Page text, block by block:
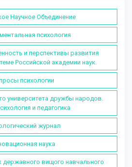
Научное Объединение
психология
и перспективы развития
Российской академии наук.
психологии
университета дружбы народов.
и педагогика
журнал
наука
державного вищого навчального